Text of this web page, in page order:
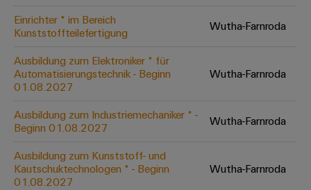
Weidmüller
Configurator
auf einem
schnell
Einrichter * im Bereich
Kunststoffteilefertigung
Wutha-Farnroda
Ausbildung zum Elektroniker * für
Automatisierungstechnik - Beginn
01.08.2027
Wutha-Farnroda
Ausbildung zum Industriemechaniker * -
Beginn 01.08.2027
Wutha-Farnroda
Ausbildung zum Kunststoff- und
Kautschuktechnologen * - Beginn
01.08.2027
Wutha-Farnroda